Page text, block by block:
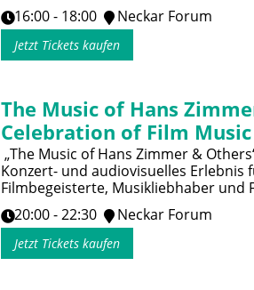
16:00 - 18:00
Neckar Forum
Jetzt Tickets kaufen
The Music of Hans
Celebration of Film Music
„The Music of Hans Zimmer &
Konzert- und audiovisuelles Erlebnis
Filmbegeisterte, Musikliebhaber und
20:00 - 22:30
Neckar Forum
Jetzt Tickets kaufen